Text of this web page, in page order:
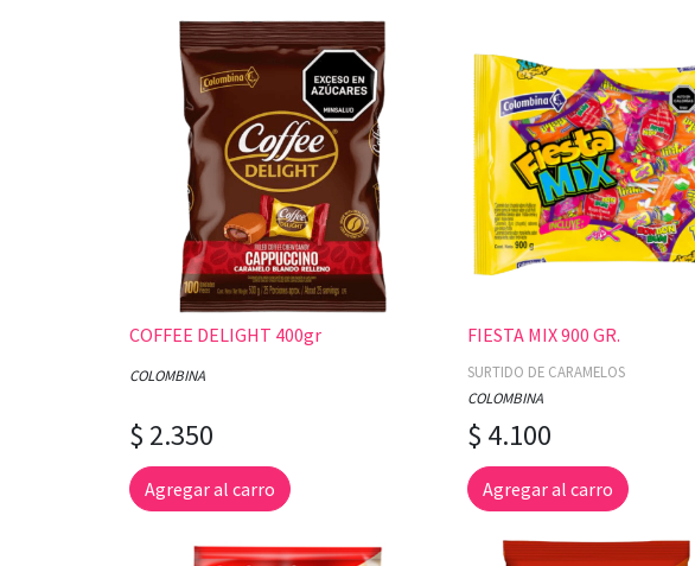
COFFEE DELIGHT 400gr
COLOMBINA
$ 2.350
Agregar al carro
FIESTA MIX 900 GR.
SURTIDO DE CARAMELOS
COLOMBINA
$ 4.100
Agregar al carro